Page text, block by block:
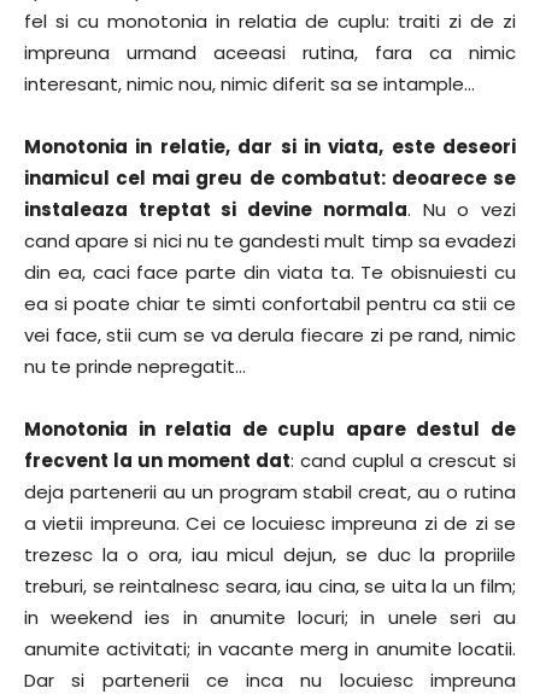
fel si cu monotonia in relatia de cuplu: traiti zi de zi
impreuna urmand aceeasi rutina, fara ca nimic
interesant, nimic nou, nimic diferit sa se intample…
Monotonia in relatie, dar si in viata, este deseori
inamicul cel mai greu de combatut: deoarece se
instaleaza treptat si devine normala. Nu o vezi
cand apare si nici nu te gandesti mult timp sa evadezi
din ea, caci face parte din viata ta. Te obisnuiesti cu
ea si poate chiar te simti confortabil pentru ca stii ce
vei face, stii cum se va derula fiecare zi pe rand, nimic
nu te prinde nepregatit…
Monotonia in relatia de cuplu apare destul de
frecvent la un moment dat: cand cuplul a crescut si
deja partenerii au un program stabil creat, au o rutina
a vietii impreuna. Cei ce locuiesc impreuna zi de zi se
trezesc la o ora, iau micul dejun, se duc la propriile
treburi, se reintalnesc seara, iau cina, se uita la un film;
in weekend ies in anumite locuri; in unele seri au
anumite activitati; in vacante merg in anumite locatii.
Dar si partenerii ce inca nu locuiesc impreuna